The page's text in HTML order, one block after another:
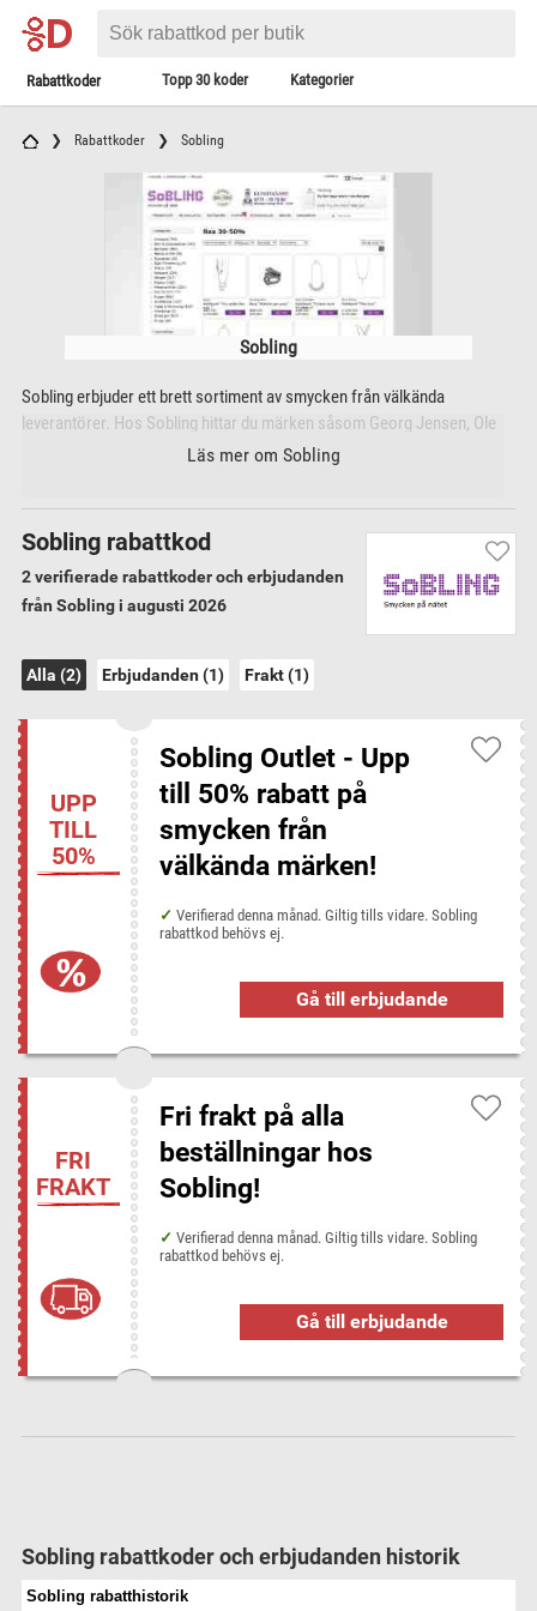
Rabattkoder Topp 30 koder Kategorier
Rabattkoder Sobling
Sobling
Läs mer om Sobling
Sobling erbjuder ett brett sortiment av smycken från välkända
leverantörer. Hos Sobling hittar du märken såsom Georg Jensen, Ole
Lyngaard, Thomas Sabo, Sandberg, Schalins, Edblad, Efva Attling med
exklusiva märkesprodukter i flera kategorier.
Garanterat verifierade koder
Sobling fraktvillkor
Minsta order för gratis frakt: 0 kr
Sobling kategorier
Övriga Accessoarer
Rabattkoder från liknande butiker
Chimi Glitter
Marshall Headphones
Populära butiker hos Disconta
Bonprix Booking.com Dustin Home
Halebop Happy Green
Hotels.com
inkClub Lookfantastic
NordicFeel
Supersavertravel Tre 3
Sobling rabattkod
2 verifierade rabattkoder och erbjudanden
från Sobling i augusti 2026
Alla (2) Erbjudanden (1) Frakt (1)
UPP
TILL
50%
Sobling Outlet - Upp
till 50% rabatt på
smycken från
välkända märken!
Verifierad denna månad. Giltig tills vidare. Sobling
rabattkod behövs ej.
Gå till erbjudande
FRI
FRAKT
Fri frakt på alla
beställningar hos
Sobling!
Verifierad denna månad. Giltig tills vidare. Sobling
rabattkod behövs ej.
Gå till erbjudande
Sobling rabattkoder och erbjudanden historik
Sobling rabatthistorik